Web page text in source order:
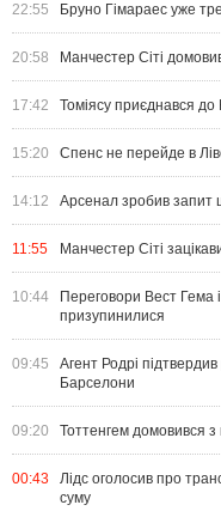
22:55 Бруно Гімараес уже
20:58 Манчестер Сіті
17:42 Томіясу приєднався до
15:20 Спенс не перейде в
14:12 Арсенал зробив запит
11:55 Манчестер Сіті
10:44
Переговори Вест
призупинилися
09:45
Агент Родрі
Барселони
09:20 Тоттенгем домовився
00:43
Лідс оголосив про
суму